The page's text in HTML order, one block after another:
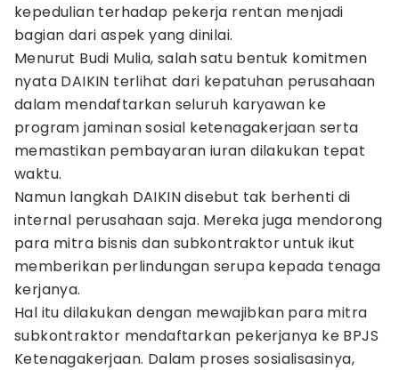
kepedulian terhadap pekerja rentan menjadi
bagian dari aspek yang dinilai.
Menurut Budi Mulia, salah satu bentuk komitmen
nyata DAIKIN terlihat dari kepatuhan perusahaan
dalam mendaftarkan seluruh karyawan ke
program jaminan sosial ketenagakerjaan serta
memastikan pembayaran iuran dilakukan tepat
waktu.
Namun langkah DAIKIN disebut tak berhenti di
internal perusahaan saja. Mereka juga mendorong
para mitra bisnis dan subkontraktor untuk ikut
memberikan perlindungan serupa kepada tenaga
kerjanya.
Hal itu dilakukan dengan mewajibkan para mitra
subkontraktor mendaftarkan pekerjanya ke BPJS
Ketenagakerjaan. Dalam proses sosialisasinya,